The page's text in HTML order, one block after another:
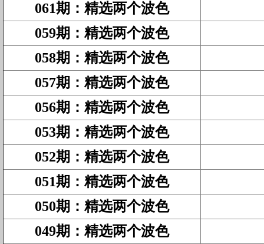
061期 ： 精选两个波色
059期 ： 精选两个波色
058期 ： 精选两个波色
057期 ： 精选两个波色
056期 ： 精选两个波色
053期 ： 精选两个波色
052期 ： 精选两个波色
051期 ： 精选两个波色
050期 ： 精选两个波色
049期 ： 精选两个波色